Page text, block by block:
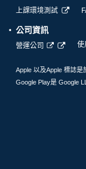
上課環境測試
公司資訊
營運公司 使
Apple 以及Apple 標誌是
Google Play是 Google